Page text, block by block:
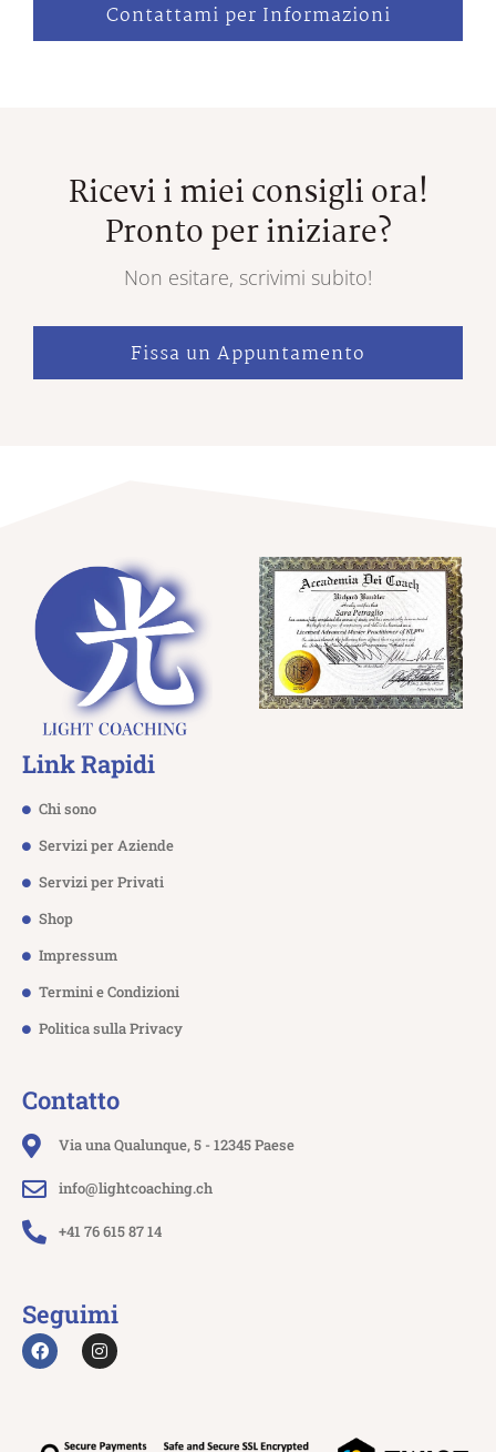
Contattami per Informazioni
Ricevi i miei consigli ora!
Pronto per iniziare?
Non esitare, scrivimi subito!
Fissa un Appuntamento
Link Rapidi
Chi sono
Servizi per Aziende
Servizi per Privati
Shop
Impressum
Termini e Condizioni
Politica sulla Privacy
Contatto
Via una Qualunque, 5 - 12345 Paese
info@lightcoaching.ch
+41 76 615 87 14
Seguimi